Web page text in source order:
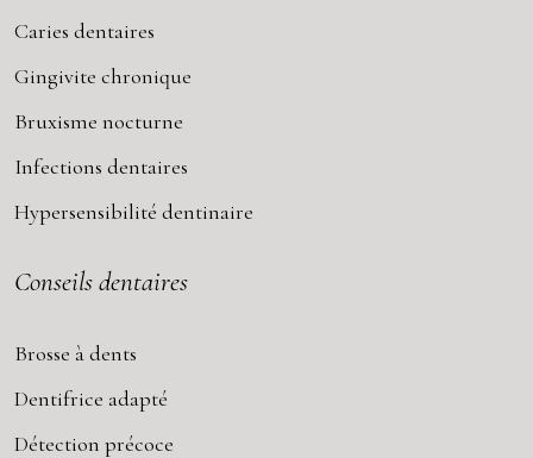
Caries dentaires
Gingivite chronique
Bruxisme nocturne
Infections dentaires
Hypersensibilité dentinaire
Conseils dentaires
Brosse à dents
Dentifrice adapté
Détection précoce